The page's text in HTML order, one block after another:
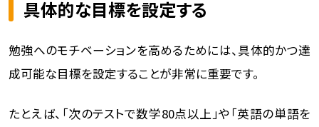
具体的な目標を設定する
勉強へのモチベーションを高めるためには、具体的かつ達
成可能な目標を設定することが非常に重要です。
たとえば、「次のテストで数学80点以上」や「英語の単語を